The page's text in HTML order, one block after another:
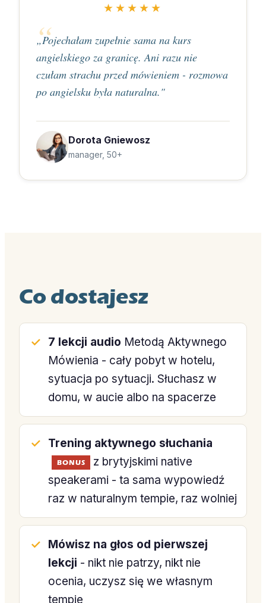
★★★★★
„Pojechałam zupełnie sama na kurs
angielskiego za granicę. Ani razu nie
czułam strachu przed mówieniem - rozmowa
po angielsku była naturalna."
Dorota Gniewosz
manager, 50+
Co dostajesz
7 lekcji audio Metodą Aktywnego
Mówienia - cały pobyt w hotelu,
sytuacja po sytuacji. Słuchasz w
domu, w aucie albo na spacerze
Trening aktywnego słuchania
BONUS
z brytyjskimi native
speakerami - ta sama wypowiedź
raz w naturalnym tempie, raz wolniej
Mówisz na głos od pierwszej
lekcji - nikt nie patrzy, nikt nie
ocenia, uczysz się we własnym
tempie